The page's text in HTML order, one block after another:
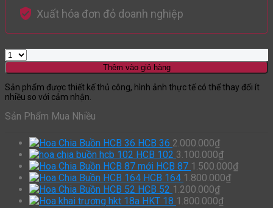
Xuất hóa đơn đỏ doanh nghiệp
Thêm vào giỏ hàng
Sản phẩm được thiết kế thủ công, hình ảnh thực tế có thể thay đổi ít
nhiều so với cảm nhận.
Sản Phẩm Mua Nhiều
HCB 36 2.000.000₫
HCB 102 3.100.000₫
HCB 87 1.500.000₫
HCB 164 1.800.000₫
HCB 52 1.200.000₫
HKT 18 1.800.000₫